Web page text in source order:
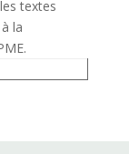
textes
la